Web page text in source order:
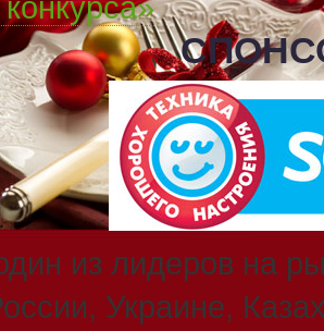
из лидеров на
Украине,